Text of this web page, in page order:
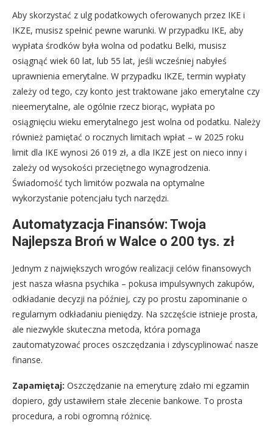
Aby skorzystać z ulg podatkowych oferowanych przez IKE i
IKZE, musisz spełnić pewne warunki. W przypadku IKE, aby
wypłata środków była wolna od podatku Belki, musisz
osiągnąć wiek 60 lat, lub 55 lat, jeśli wcześniej nabyłeś
uprawnienia emerytalne. W przypadku IKZE, termin wypłaty
zależy od tego, czy konto jest traktowane jako emerytalne czy
nieemerytalne, ale ogólnie rzecz biorąc, wypłata po
osiągnięciu wieku emerytalnego jest wolna od podatku. Należy
również pamiętać o rocznych limitach wpłat – w 2025 roku
limit dla IKE wynosi 26 019 zł, a dla IKZE jest on nieco inny i
zależy od wysokości przeciętnego wynagrodzenia.
Świadomość tych limitów pozwala na optymalne
wykorzystanie potencjału tych narzędzi.
Automatyzacja Finansów: Twoja
Najlepsza Broń w Walce o 200 tys. zł
Jednym z największych wrogów realizacji celów finansowych
jest nasza własna psychika – pokusa impulsywnych zakupów,
odkładanie decyzji na później, czy po prostu zapominanie o
regularnym odkładaniu pieniędzy. Na szczęście istnieje prosta,
ale niezwykle skuteczna metoda, która pomaga
zautomatyzować proces oszczędzania i zdyscyplinować nasze
finanse.
Zapamiętaj: Oszczędzanie na emeryturę zdało mi egzamin
dopiero, gdy ustawiłem stałe zlecenie bankowe. To prosta
procedura, a robi ogromną różnicę.